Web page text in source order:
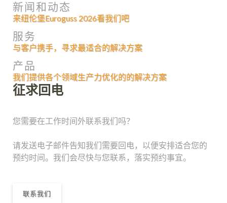
新闻和动态
来纽伦堡Euroguss 2026看我们吧
服务
与客户携手，寻求最适合的解决方案
产品
我们提供各个领域生产力优化的的解决方案
征求回电
您需要在工作时间外联系我们吗？
请发送电子邮件告知我们需要回电，以便安排适合您的
预约时间。我们会尽快与您联系，落实预约事宜。
联系我们